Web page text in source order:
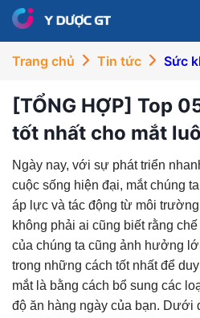
Trang chủ Tin tức Sức
[TỔNG HỢP] Top
tốt nhất cho mắt
Ngày nay, với sự phát triển
cuộc sống hiện đại, mắt chúng
áp lực và tác động từ môi
không phải ai cũng biết rằng
của chúng ta cũng ảnh hưởng
trong những cách tốt nhất để
mắt là bằng cách bổ sung các
độ ăn hàng ngày của bạn. Dưới